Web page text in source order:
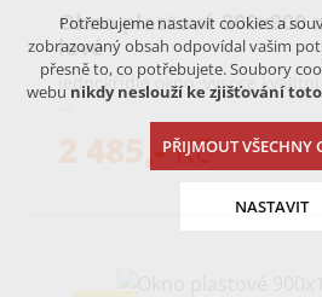
Okno plastové
levé
jednokřídlé okno vysoce
…
2 485,-Kč
Potřebujeme nastavit cookies a
zobrazovaný obsah odpovídal vašim
přesně to, co potřebujete. Soubory
webu nikdy neslouží ke zjišťování
PŘIJMOUT VŠECHNY
NASTAVIT